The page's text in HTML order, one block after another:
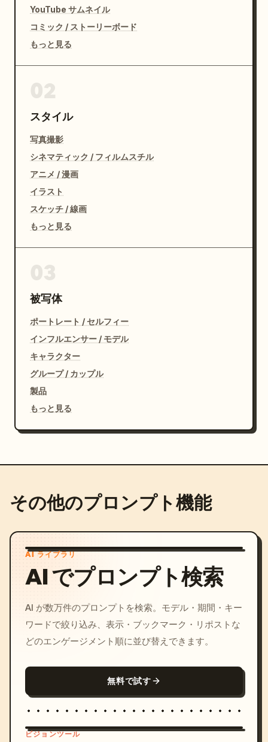
YouTube サムネイル
コミック / ストーリーボード
もっと見る
スタイル
写真撮影
シネマティック / フィルムスチル
アニメ / 漫画
イラスト
スケッチ / 線画
もっと見る
被写体
ポートレート / セルフィー
インフルエンサー / モデル
キャラクター
グループ / カップル
製品
もっと見る
その他のプロンプト機能
AI ライブラリ
AI でプロンプト検索
AI が数万件のプロンプトを検索。モデル・期間・キー
ワードで絞り込み、表示・ブックマーク・リポストな
どのエンゲージメント順に並び替えできます。
無料で試す
ビジョンツール